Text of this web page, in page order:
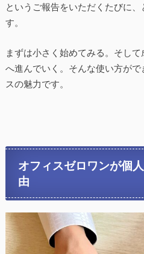
というご報告をいただくたびに
す。
まずは小さく始めてみる。そし
へ進んでいく。そんな使い方が
スの魅力です。
オフィスゼロワンが個
由